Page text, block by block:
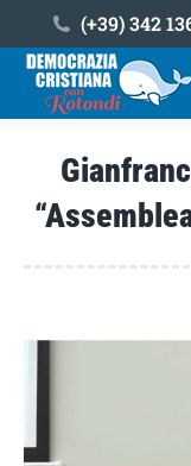
(+39) ‎342